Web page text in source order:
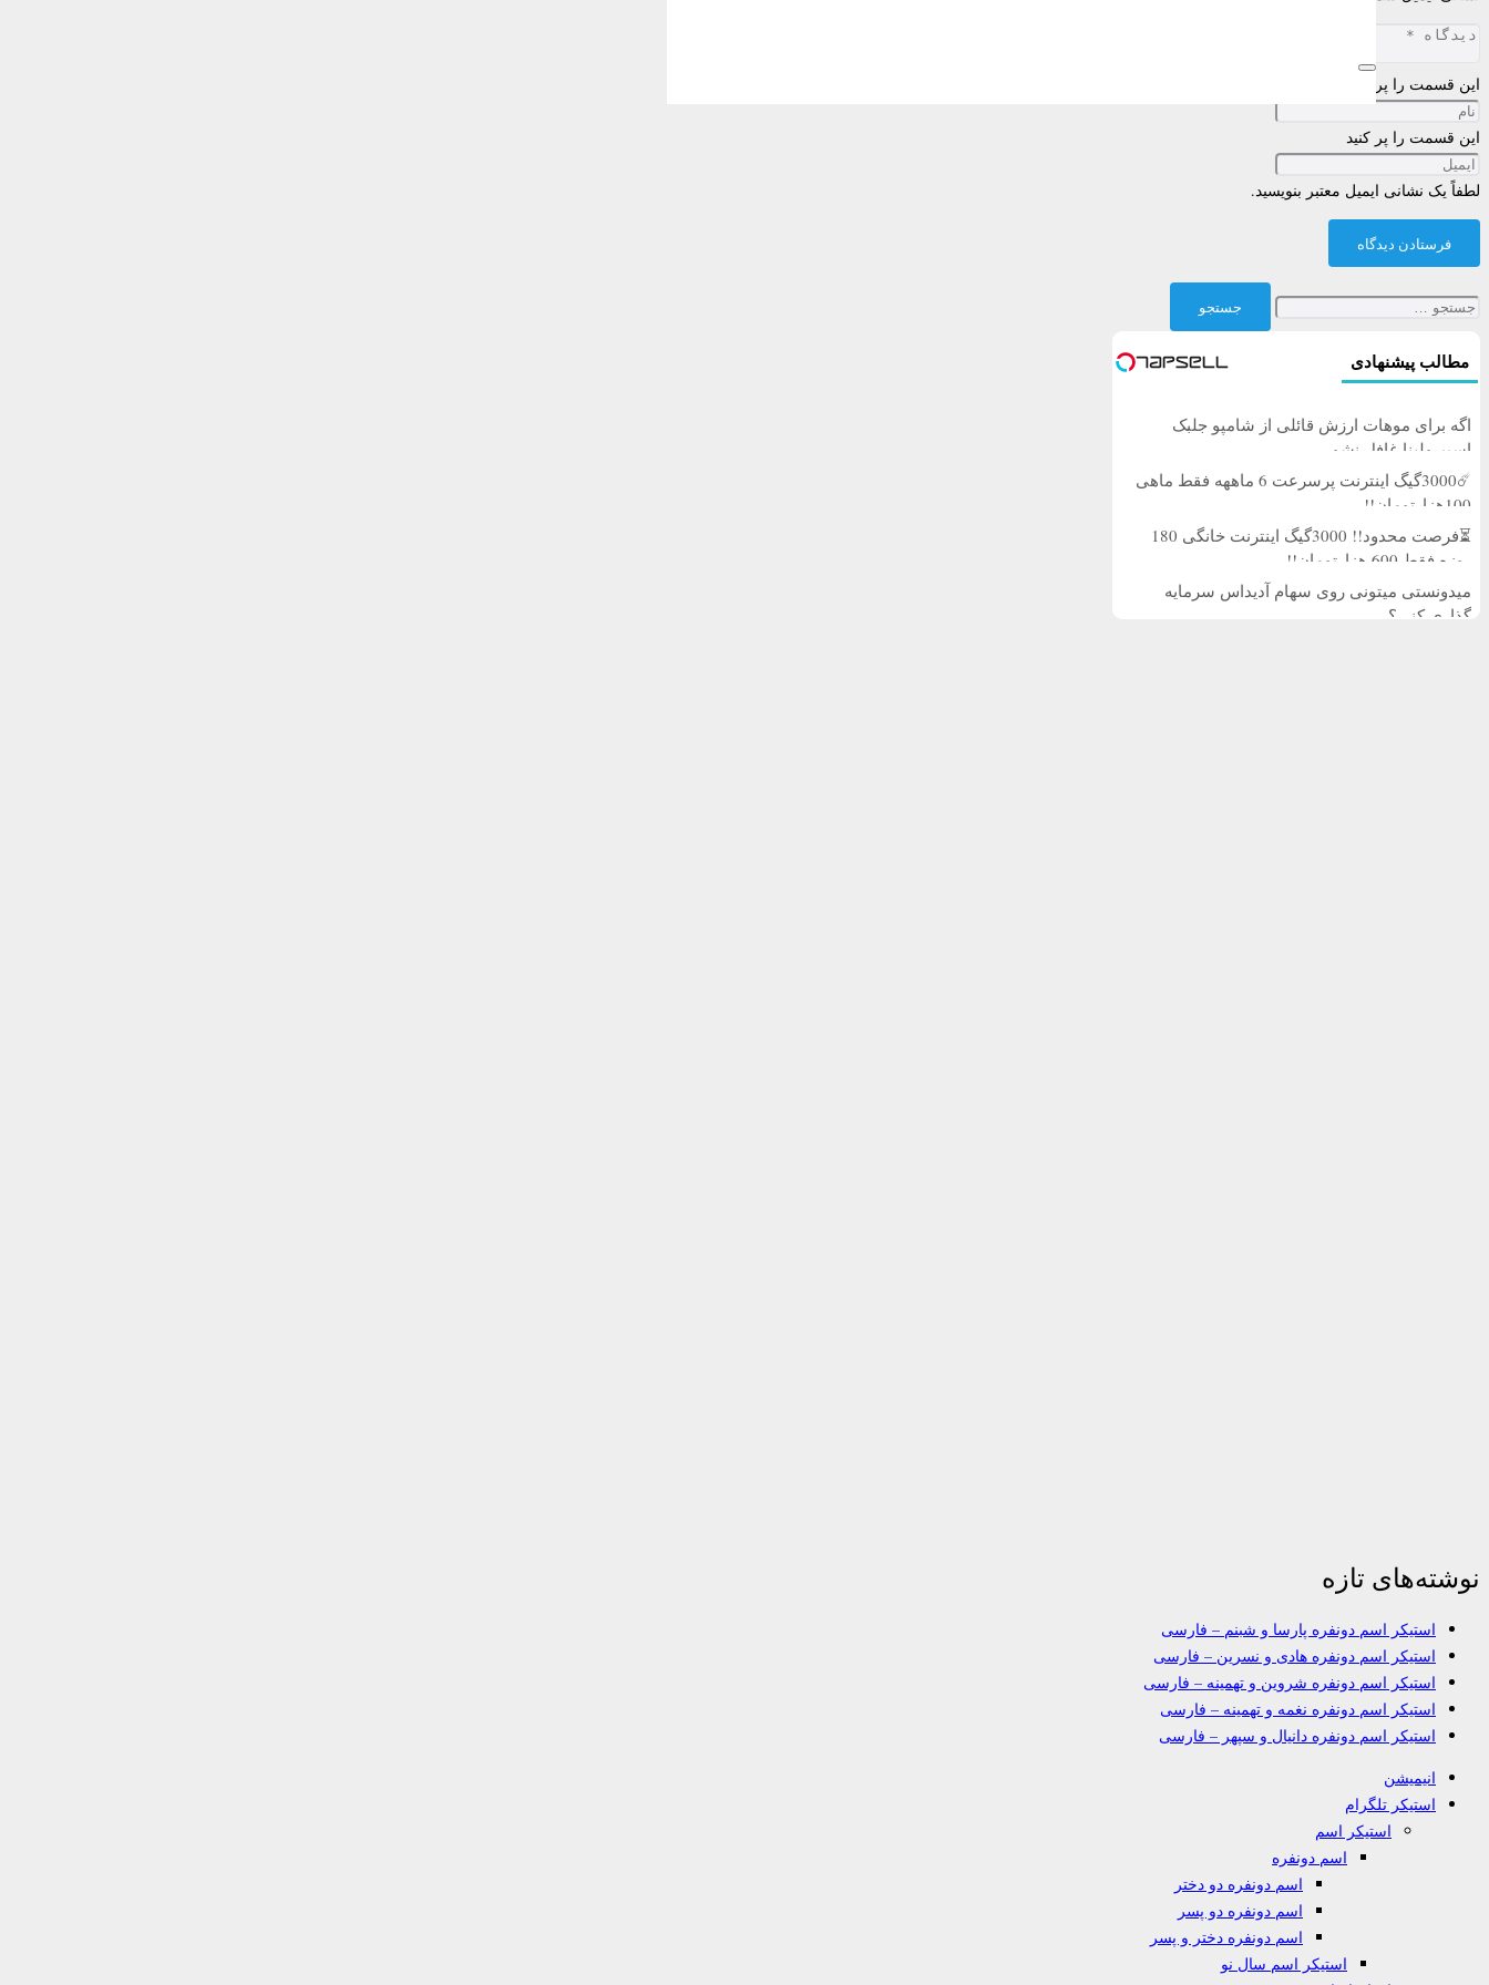
این قسمت را پر کنید
این قسمت را پر کنید
لطفاً یک نشانی ایمیل معتبر بنویسید.
فرستادن دیدگاه
جستجو
برای:
مطالب پیشنهادی
اگه برای موهات ارزش قائلی از شامپو جلبک
اسپیرولینا غافل نشو
☄️3000گیگ اینترنت پرسرعت 6 ماههه فقط ماهی
100هزارتومان!!
⏳فرصت محدود!! 3000گیگ اینترنت خانگی 180
روزه فقط 600 هزارتومان!!
میدونستی میتونی روی سهام آدیداس سرمایه
گذاری کنی؟
نوشته‌های تازه
استیکر اسم دونفره پارسا و شبنم – فارسی
استیکر اسم دونفره هادی و نسرین – فارسی
استیکر اسم دونفره شروین و تهمینه – فارسی
استیکر اسم دونفره نغمه و تهمینه – فارسی
استیکر اسم دونفره دانیال و سپهر – فارسی
انیمیشن
استیکر تلگرام
استیکر اسم
اسم دونفره
اسم دونفره دو دختر
اسم دونفره دو پسر
اسم دونفره دختر و پسر
استیکر اسم سال نو